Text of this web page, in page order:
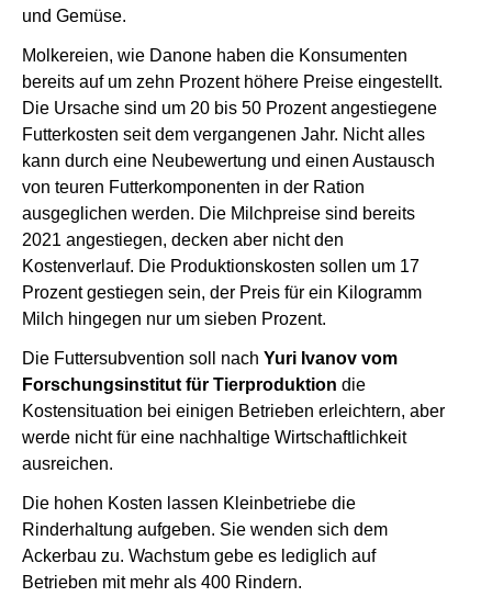
und Gemüse.
Molkereien, wie Danone haben die Konsumenten
bereits auf um zehn Prozent höhere Preise eingestellt.
Die Ursache sind um 20 bis 50 Prozent angestiegene
Futterkosten seit dem vergangenen Jahr. Nicht alles
kann durch eine Neubewertung und einen Austausch
von teuren Futterkomponenten in der Ration
ausgeglichen werden. Die Milchpreise sind bereits
2021 angestiegen, decken aber nicht den
Kostenverlauf. Die Produktionskosten sollen um 17
Prozent gestiegen sein, der Preis für ein Kilogramm
Milch hingegen nur um sieben Prozent.
Die Futtersubvention soll nach Yuri Ivanov vom
Forschungsinstitut für Tierproduktion die
Kostensituation bei einigen Betrieben erleichtern, aber
werde nicht für eine nachhaltige Wirtschaftlichkeit
ausreichen.
Die hohen Kosten lassen Kleinbetriebe die
Rinderhaltung aufgeben. Sie wenden sich dem
Ackerbau zu. Wachstum gebe es lediglich auf
Betrieben mit mehr als 400 Rindern.